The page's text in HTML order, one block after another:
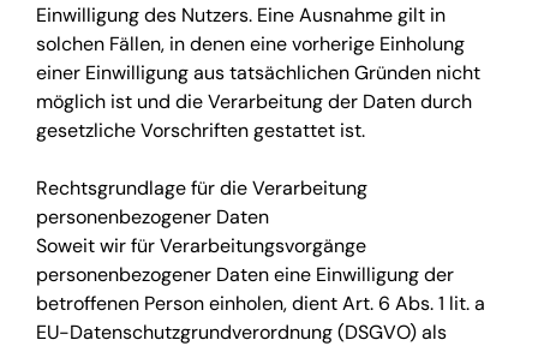
Einwilligung des Nutzers. Eine Ausnahme gilt in
solchen Fällen, in denen eine vorherige Einholung
einer Einwilligung aus tatsächlichen Gründen nicht
möglich ist und die Verarbeitung der Daten durch
gesetzliche Vorschriften gestattet ist.
Rechtsgrundlage für die Verarbeitung
personenbezogener Daten
Soweit wir für Verarbeitungsvorgänge
personenbezogener Daten eine Einwilligung der
betroffenen Person einholen, dient Art. 6 Abs. 1 lit. a
EU-Datenschutzgrundverordnung (DSGVO) als